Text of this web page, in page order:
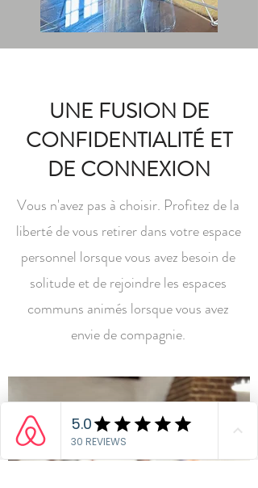
UNE FUSION DE
CONFIDENTIALITÉ ET
DE CONNEXION
Vous n'avez pas à choisir. Profitez de la
liberté de vous retirer dans votre espace
personnel lorsque vous avez besoin de
solitude et de rejoindre les espaces
communs animés lorsque vous avez
envie de compagnie.